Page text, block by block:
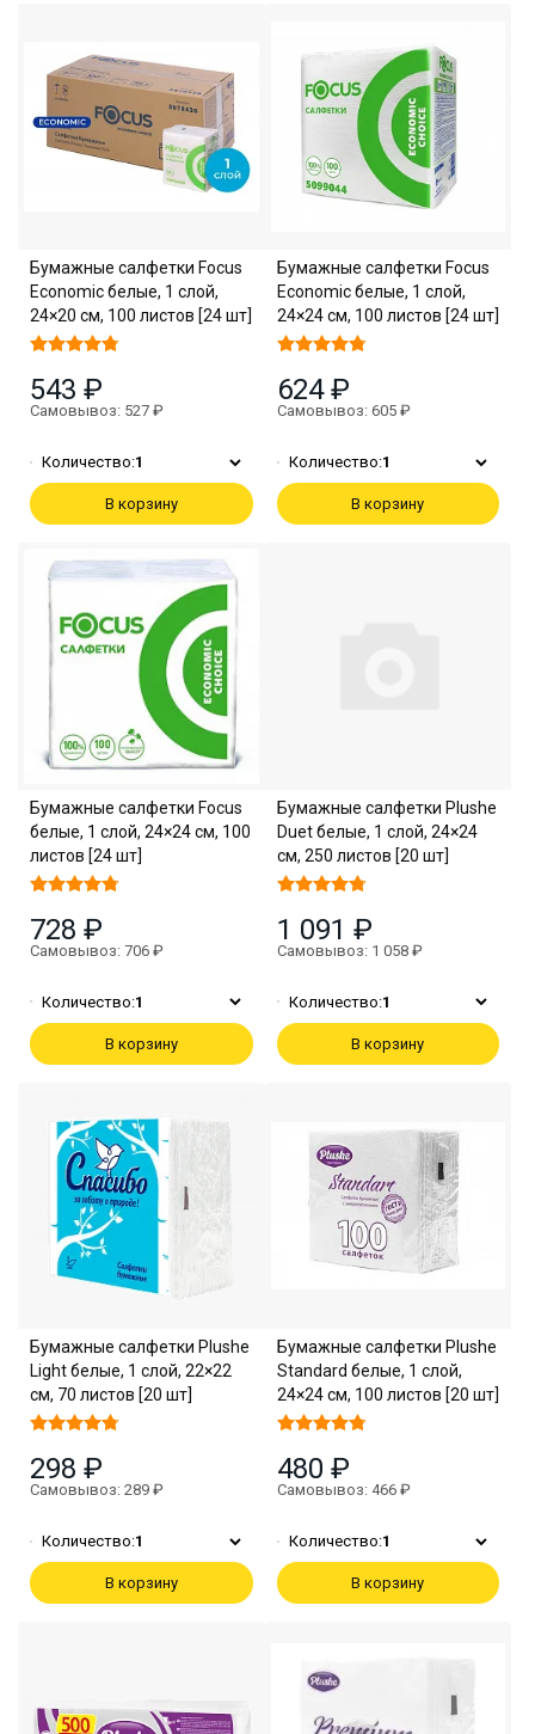
Бумажные салфетки Focus
Economic белые, 1 слой,
24×20 см, 100 листов [24 шт]
543 ₽
Самовывоз: 527 ₽
Количество:1
В корзину
Бумажные салфетки Focus
Economic белые, 1 слой,
24×24 см, 100 листов [24 шт]
624 ₽
Самовывоз: 605 ₽
Количество:1
В корзину
Бумажные салфетки Focus
белые, 1 слой, 24×24 см, 100
листов [24 шт]
728 ₽
Самовывоз: 706 ₽
Количество:1
В корзину
Бумажные салфетки Plushe
Duet белые, 1 слой, 24×24
см, 250 листов [20 шт]
1 091 ₽
Самовывоз: 1 058 ₽
Количество:1
В корзину
Бумажные салфетки Plushe
Light белые, 1 слой, 22×22
см, 70 листов [20 шт]
298 ₽
Самовывоз: 289 ₽
Количество:1
В корзину
Бумажные салфетки Plushe
Standard белые, 1 слой,
24×24 см, 100 листов [20 шт]
480 ₽
Самовывоз: 466 ₽
Количество:1
В корзину